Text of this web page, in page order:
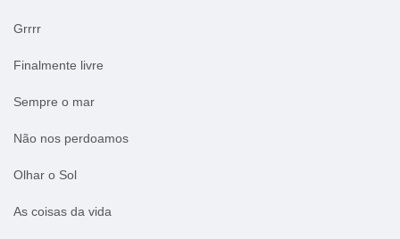
Grrrr
Finalmente livre
Sempre o mar
Não nos perdoamos
Olhar o Sol
As coisas da vida